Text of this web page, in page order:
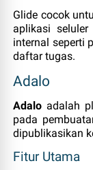
Glide cocok
aplikasi
internal seperti
daftar tugas.
Adalo
Adalo adalah
pada
dipublikasikan
Fitur Utama